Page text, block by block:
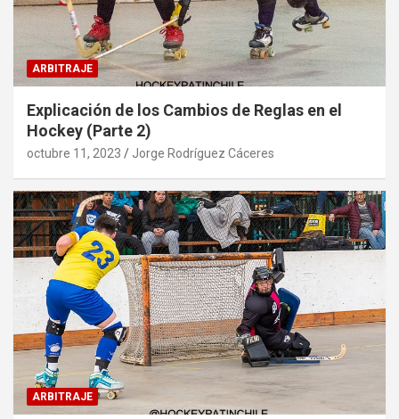
ARBITRAJE
Explicación de los Cambios de Reglas en el
Hockey (Parte 2)
octubre 11, 2023 Jorge Rodríguez Cáceres
ARBITRAJE